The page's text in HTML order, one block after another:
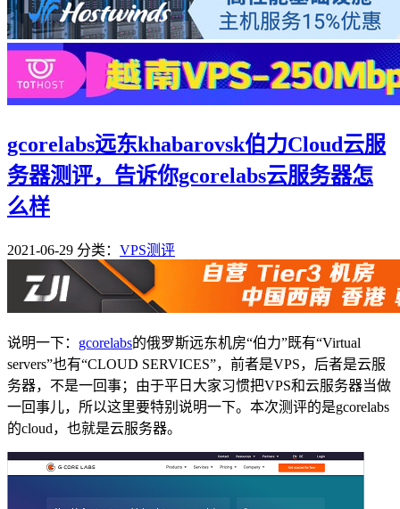
gcorelabs远东khabarovsk伯力Cloud云服
务器测评，告诉你gcorelabs云服务器怎
么样
2021-06-29 分类： VPS测评
说明一下： gcorelabs的俄罗斯远东机房“伯力”既有“Virtual
servers”也有“CLOUD SERVICES”，前者是VPS，后者是云服
务器，不是一回事；由于平日大家习惯把VPS和云服务器当做
一回事儿，所以这里要特别说明一下。本次测评的是gcorelabs
的cloud，也就是云服务器。